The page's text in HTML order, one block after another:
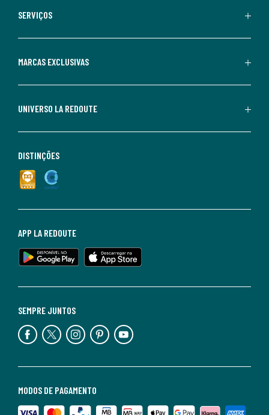
SERVIÇOS
MARCAS EXCLUSIVAS
UNIVERSO LA REDOUTE
MODOS DE PAGAMENTO
SEMPRE JUNTOS
APP LA REDOUTE
DISTINÇÕES